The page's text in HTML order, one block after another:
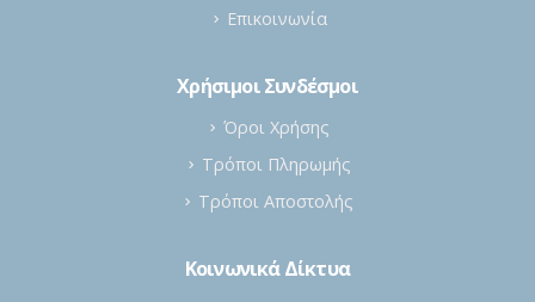
Επικοινωνία
Χρήσιμοι Συνδέσμοι
Όροι Χρήσης
Τρόποι Πληρωμής
Τρόποι Αποστολής
Κοινωνικά Δίκτυα